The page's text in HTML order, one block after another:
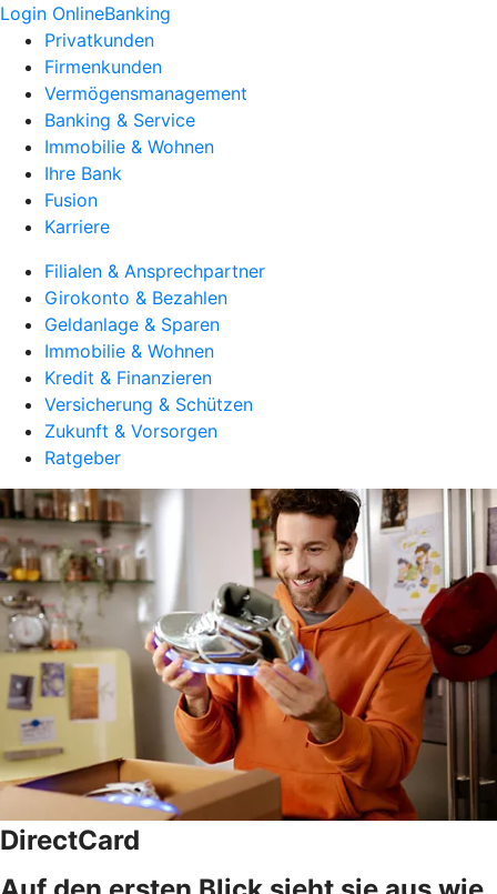
Login OnlineBanking
Privatkunden
Firmenkunden
Vermögensmanagement
Banking & Service
Immobilie & Wohnen
Ihre Bank
Fusion
Karriere
Filialen & Ansprechpartner
Girokonto & Bezahlen
Geldanlage & Sparen
Immobilie & Wohnen
Kredit & Finanzieren
Versicherung & Schützen
Zukunft & Vorsorgen
Ratgeber
DirectCard